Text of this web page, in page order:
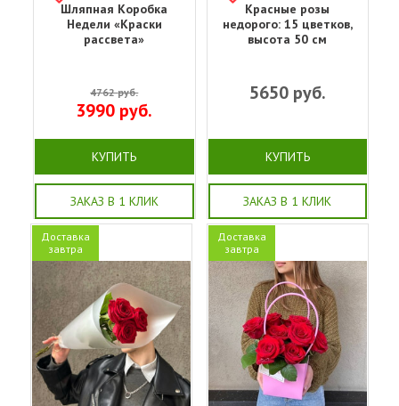
Шляпная Коробка
Недели «Краски
рассвета»
4762руб.
3990 руб.
КУПИТЬ
ЗАКАЗ В 1 КЛИК
Красные розы
недорого: 15 цветков,
высота 50 см
5650руб.
КУПИТЬ
ЗАКАЗ В 1 КЛИК
Доставка
завтра
Доставка
завтра